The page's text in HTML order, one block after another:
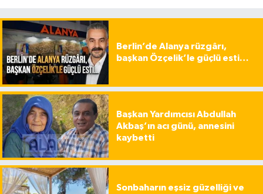
Berlin’de Alanya rüzgârı,
başkan Özçelik’le güçlü esti…
Başkan Yardımcısı Abdullah
Akbaş’ın acı günü, annesini
kaybetti
Sonbaharın eşsiz güzelliği ve